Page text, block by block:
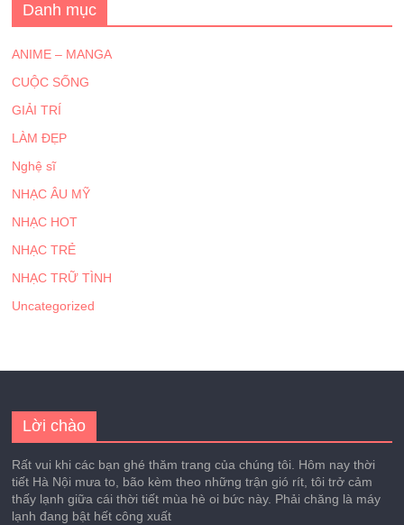
Danh mục
ANIME – MANGA
CUỘC SỐNG
GIẢI TRÍ
LÀM ĐẸP
Nghệ sĩ
NHẠC ÂU MỸ
NHẠC HOT
NHẠC TRẺ
NHẠC TRỮ TÌNH
Uncategorized
Lời chào
Rất vui khi các bạn ghé thăm trang của chúng tôi. Hôm nay thời
tiết Hà Nội mưa to, bão kèm theo những trận gió rít, tôi trở cảm
thấy lạnh giữa cái thời tiết mùa hè oi bức này. Phải chăng là máy
lạnh đang bật hết công xuất